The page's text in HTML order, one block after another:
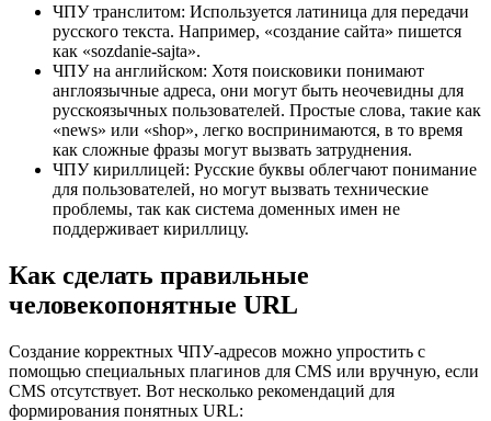
ЧПУ транслитом: Используется латиница для передачи
русского текста. Например, «создание сайта» пишется
как «sozdanie-sajta».
ЧПУ на английском: Хотя поисковики понимают
англоязычные адреса, они могут быть неочевидны для
русскоязычных пользователей. Простые слова, такие как
«news» или «shop», легко воспринимаются, в то время
как сложные фразы могут вызвать затруднения.
ЧПУ кириллицей: Русские буквы облегчают понимание
для пользователей, но могут вызвать технические
проблемы, так как система доменных имен не
поддерживает кириллицу.
Как сделать правильные
человекопонятные URL
Создание корректных ЧПУ-адресов можно упростить с
помощью специальных плагинов для CMS или вручную, если
CMS отсутствует. Вот несколько рекомендаций для
формирования понятных URL: